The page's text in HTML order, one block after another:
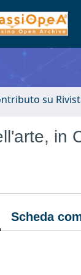
su
in
Scheda